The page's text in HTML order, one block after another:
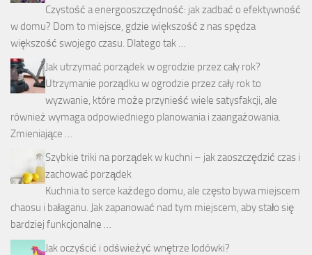
Czystość a energooszczędność: jak zadbać o efektywność
w domu? Dom to miejsce, gdzie większość z nas spędza
większość swojego czasu. Dlatego tak …
Jak utrzymać porządek w ogrodzie przez cały rok?
Utrzymanie porządku w ogrodzie przez cały rok to
wyzwanie, które może przynieść wiele satysfakcji, ale
również wymaga odpowiedniego planowania i zaangażowania.
Zmieniające …
Szybkie triki na porządek w kuchni – jak zaoszczędzić czas i
zachować porządek
Kuchnia to serce każdego domu, ale często bywa miejscem
chaosu i bałaganu. Jak zapanować nad tym miejscem, aby stało się
bardziej funkcjonalne …
Jak oczyścić i odświeżyć wnętrze lodówki?